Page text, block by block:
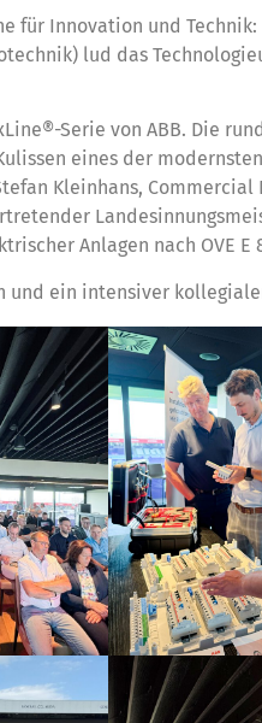
für Innovation und
lud das
Serie von ABB. Die
eines der
Kleinhans,
Anlagen nach OVE
und ein intensiver